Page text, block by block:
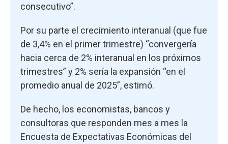
consecutivo”.
Por su parte el crecimiento interanual (que fue
de 3,4% en el primer trimestre) “convergería
hacia cerca de 2% interanual en los próximos
trimestres” y 2% sería la expansión “en el
promedio anual de 2025”, estimó.
De hecho, los economistas, bancos y
consultoras que responden mes a mes la
Encuesta de Expectativas Económicas del